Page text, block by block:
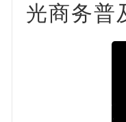
光商务普